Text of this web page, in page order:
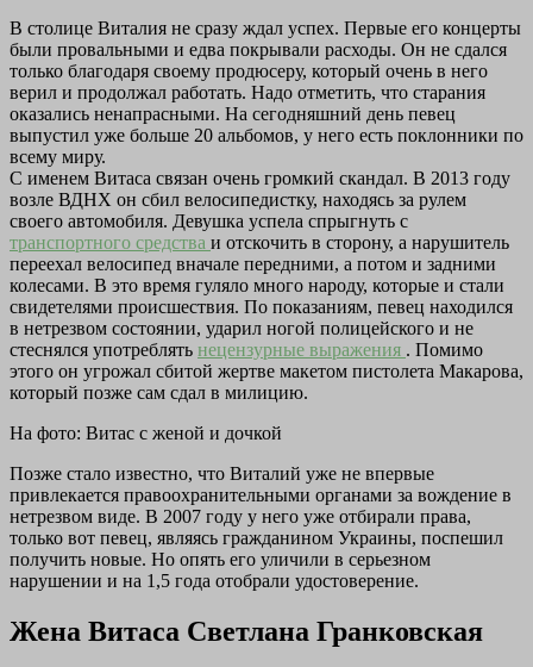
В столице Виталия не сразу ждал успех. Первые его концерты
были провальными и едва покрывали расходы. Он не сдался
только благодаря своему продюсеру, который очень в него
верил и продолжал работать. Надо отметить, что старания
оказались ненапрасными. На сегодняшний день певец
выпустил уже больше 20 альбомов, у него есть поклонники по
всему миру.
С именем Витаса связан очень громкий скандал. В 2013 году
возле ВДНХ он сбил велосипедистку, находясь за рулем
своего автомобиля. Девушка успела спрыгнуть с
транспортного средства и отскочить в сторону, а нарушитель
переехал велосипед вначале передними, а потом и задними
колесами. В это время гуляло много народу, которые и стали
свидетелями происшествия. По показаниям, певец находился
в нетрезвом состоянии, ударил ногой полицейского и не
стеснялся употреблять нецензурные выражения . Помимо
этого он угрожал сбитой жертве макетом пистолета Макарова,
который позже сам сдал в милицию.
На фото: Витас с женой и дочкой
Позже стало известно, что Виталий уже не впервые
привлекается правоохранительными органами за вождение в
нетрезвом виде. В 2007 году у него уже отбирали права,
только вот певец, являясь гражданином Украины, поспешил
получить новые. Но опять его уличили в серьезном
нарушении и на 1,5 года отобрали удостоверение.
Жена Витаса Светлана Гранковская